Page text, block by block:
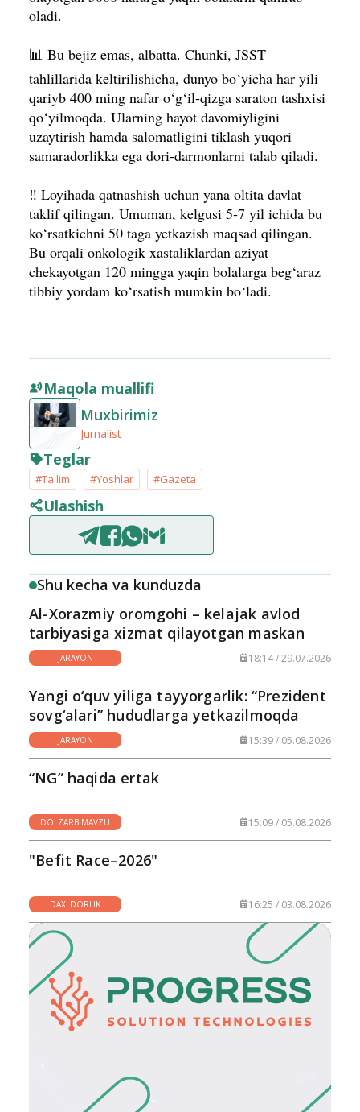
oladi.
📊 Bu bejiz emas, albatta. Chunki, JSST
tahlillarida keltirilishicha, dunyo bo‘yicha har yili
qariyb 400 ming nafar o‘g‘il-qizga saraton tashxisi
qo‘yilmoqda. Ularning hayot davomiyligini
uzaytirish hamda salomatligini tiklash yuqori
samaradorlikka ega dori-darmonlarni talab qiladi.
‼️ Loyihada qatnashish uchun yana oltita davlat
taklif qilingan. Umuman, kelgusi 5-7 yil ichida bu
ko‘rsatkichni 50 taga yetkazish maqsad qilingan.
Bu orqali onkologik xastaliklardan aziyat
chekayotgan 120 mingga yaqin bolalarga beg‘araz
tibbiy yordam ko‘rsatish mumkin bo‘ladi.
Maqola muallifi
Muxbirimiz
Jurnalist
Teglar
#Ta'lim #Yoshlar #Gazeta
Ulashish
Shu kecha va kunduzda
Al-Xorazmiy oromgohi – kelajak avlod
tarbiyasiga xizmat qilayotgan maskan
JARAYON 18:14 / 29.07.2026
Yangi o‘quv yiliga tayyorgarlik: “Prezident
sovg‘alari” hududlarga yetkazilmoqda
JARAYON 15:39 / 05.08.2026
“NG” haqida ertak
DOLZARB MAVZU 15:09 / 05.08.2026
"Befit Race–2026"
DAXLDORLIK 16:25 / 03.08.2026